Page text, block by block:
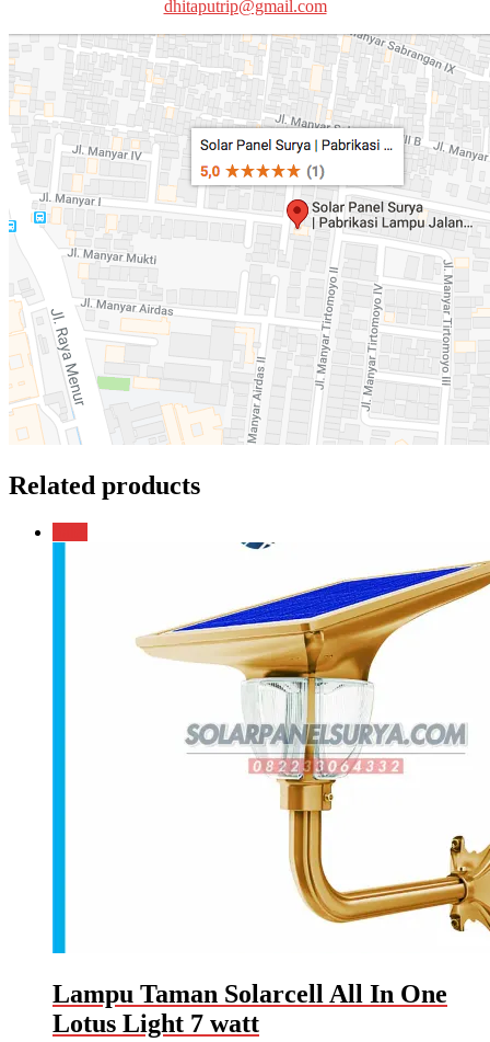
dhitaputrip@gmail.com
Related products
Lampu Taman Solarcell All In One
Lotus Light 7 watt